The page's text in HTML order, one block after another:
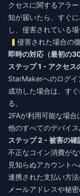
クセスに関するアラ
知が届いたら、すぐ
し、侵害されている
侵害された場合の
即時の対応（最初の
ステップ 1 - アクセス
StarMakerへのログイ
成功した場合は、す
る。
2FAが利用可能な場合
他のすべてのデバイ
ステップ 2 - 被害の確
不正なコイン消費がな
見知らぬアカウント
連携された支払い方
メールアドレスや秘